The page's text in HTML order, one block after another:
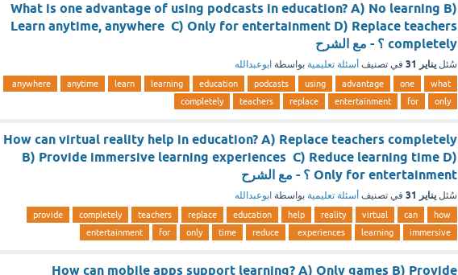
What is one advantage of using podcasts in education? A) No learning B)
Learn anytime, anywhere C) Only for entertainment D) Replace teachers
completely ؟ - مع الشرح
سُئل يناير 31 في تصنيف أسئلة تعليمية بواسطة ابوعبدالله
what
one
advantage
using
podcasts
education
learning
learn
anytime
anywhere
only
for
entertainment
replace
teachers
completely
How can virtual reality help in education? A) Replace teachers completely
B) Provide immersive learning experiences C) Reduce learning time D)
Only for entertainment ؟ - مع الشرح
سُئل يناير 31 في تصنيف أسئلة تعليمية بواسطة ابوعبدالله
how
can
virtual
reality
help
education
replace
teachers
completely
provide
immersive
learning
experiences
reduce
time
only
for
entertainment
How can mobile apps support learning? A) Only games B) Provide